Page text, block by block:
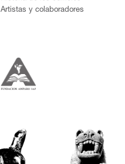
Artistas y colaboradores